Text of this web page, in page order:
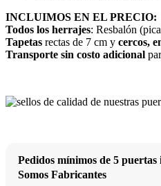
INCLUIMOS EN EL PRECIO:
Todos los herrajes: Resbalón
Tapetas rectas de 7 cm y cercos,
Transporte sin costo adicional
Pedidos mínimos de 5
Somos Fabricantes